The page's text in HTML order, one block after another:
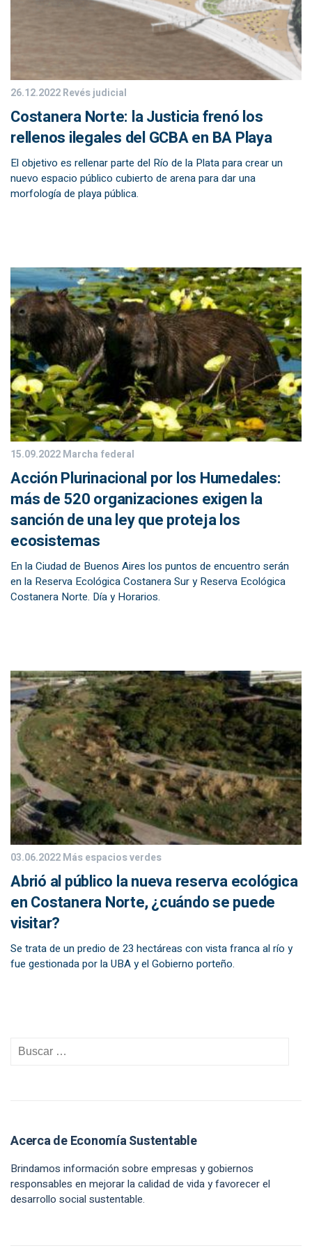
26.12.2022Revés judicial
Costanera Norte: la Justicia frenó los
rellenos ilegales del GCBA en BA Playa
El objetivo es rellenar parte del Río de la Plata para crear un
nuevo espacio público cubierto de arena para dar una
morfología de playa pública.
15.09.2022Marcha federal
Acción Plurinacional por los Humedales:
más de 520 organizaciones exigen la
sanción de una ley que proteja los
ecosistemas
En la Ciudad de Buenos Aires los puntos de encuentro serán
en la Reserva Ecológica Costanera Sur y Reserva Ecológica
Costanera Norte. Día y Horarios.
03.06.2022Más espacios verdes
Abrió al público la nueva reserva ecológica
en Costanera Norte, ¿cuándo se puede
visitar?
Se trata de un predio de 23 hectáreas con vista franca al río y
fue gestionada por la UBA y el Gobierno porteño.
Acerca de Economía Sustentable
Brindamos información sobre empresas y gobiernos
responsables en mejorar la calidad de vida y favorecer el
desarrollo social sustentable.